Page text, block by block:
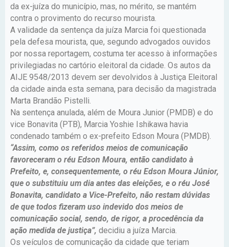
da ex-juíza do município, mas, no mérito, se mantém
contra o provimento do recurso mourista.
A validade da sentença da juíza Marcia foi questionada
pela defesa mourista, que, segundo advogados ouvidos
por nossa reportagem, costuma ter acesso à informações
privilegiadas no cartório eleitoral da cidade. Os autos da
AIJE 9548/2013 devem ser devolvidos à Justiça Eleitoral
da cidade ainda esta semana, para decisão da magistrada
Marta Brandão Pistelli.
Na sentença anulada, além de Moura Junior (PMDB) e do
vice Bonavita (PTB), Marcia Yoshie Ishikawa havia
condenado também o ex-prefeito Edson Moura (PMDB).
“Assim, como os referidos meios de comunicação
favoreceram o réu Edson Moura, então candidato à
Prefeito, e, consequentemente, o réu Edson Moura Júnior,
que o substituiu um dia antes das eleições, e o réu José
Bonavita, candidato a Vice-Prefeito, não restam dúvidas
de que todos fizeram uso indevido dos meios de
comunicação social, sendo, de rigor, a procedência da
ação medida de justiça”, decidiu a juíza Marcia.
Os veículos de comunicação da cidade que teriam